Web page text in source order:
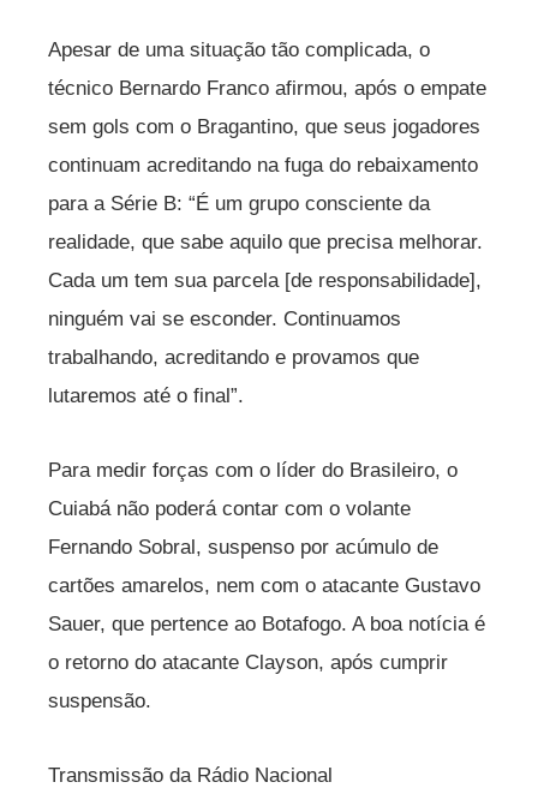
Apesar de uma situação tão complicada, o
técnico Bernardo Franco afirmou, após o empate
sem gols com o Bragantino, que seus jogadores
continuam acreditando na fuga do rebaixamento
para a Série B: “É um grupo consciente da
realidade, que sabe aquilo que precisa melhorar.
Cada um tem sua parcela [de responsabilidade],
ninguém vai se esconder. Continuamos
trabalhando, acreditando e provamos que
lutaremos até o final”.
Para medir forças com o líder do Brasileiro, o
Cuiabá não poderá contar com o volante
Fernando Sobral, suspenso por acúmulo de
cartões amarelos, nem com o atacante Gustavo
Sauer, que pertence ao Botafogo. A boa notícia é
o retorno do atacante Clayson, após cumprir
suspensão.
Transmissão da Rádio Nacional